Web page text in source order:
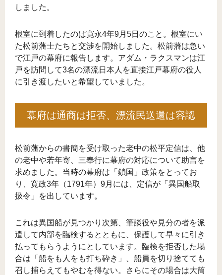
しました。
根室に到着したのは寛永4年9月5日のこと。根室にい
た松前藩士たちと交渉を開始しました。松前藩は急い
で江戸の幕府に報告します。アダム・ラクスマンは江
戸を訪問して3名の漂流日本人を直接江戸幕府の役人
に引き渡したいと希望していました。
幕府は通商は拒否、漂流民送還は容認
松前藩からの書簡を受け取った老中の松平定信は、他
の老中や若年寄、三奉行に幕府の対応について助言を
求めました。当時の幕府は「鎖国」政策をとってお
り、寛政3年（1791年）9月には、定信が「異国船取
扱令」を出しています。
これは異国船が見つかり次第、筆談役や見分の者を派
遣して内部を臨検するとともに、保護して早々に引き
払ってもらうようにとしています。臨検を拒否した場
合は「船をも人をも打ち砕き」、船員を切り捨てても
召し捕らえてもやむを得ない。さらにその場合は大筒